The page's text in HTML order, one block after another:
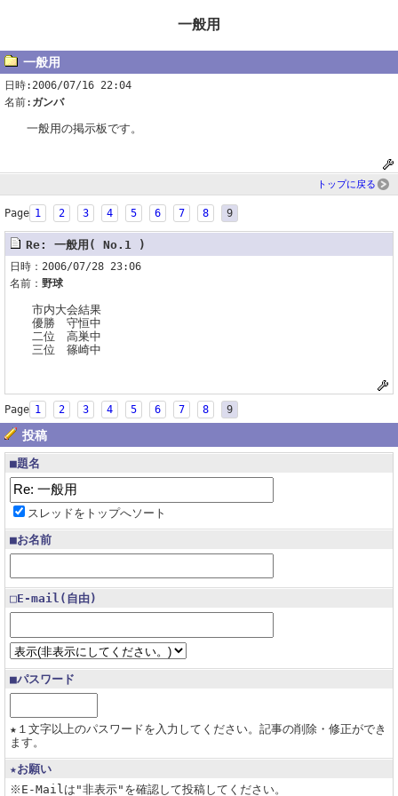
一般用
一般用
日時:2006/07/16 22:04
名前: ガンバ
一般用の掲示板です。
トップに戻る
Page 1 2 3 4 5 6 7 8 9
Re: 一般用( No.1 )
日時：2006/07/28 23:06
名前： 野球
市内大会結果
優勝 守恒中
二位 高巣中
三位 篠崎中
Page 1 2 3 4 5 6 7 8 9
投稿
■題名
スレッドをトップへソート
■お名前
□E-mail(自由)
■パスワード
★１文字以上のパスワードを入力してください。記事の削除・修正ができ
ます。
★お願い
※E-Mailは"非表示"を確認して投稿してください。